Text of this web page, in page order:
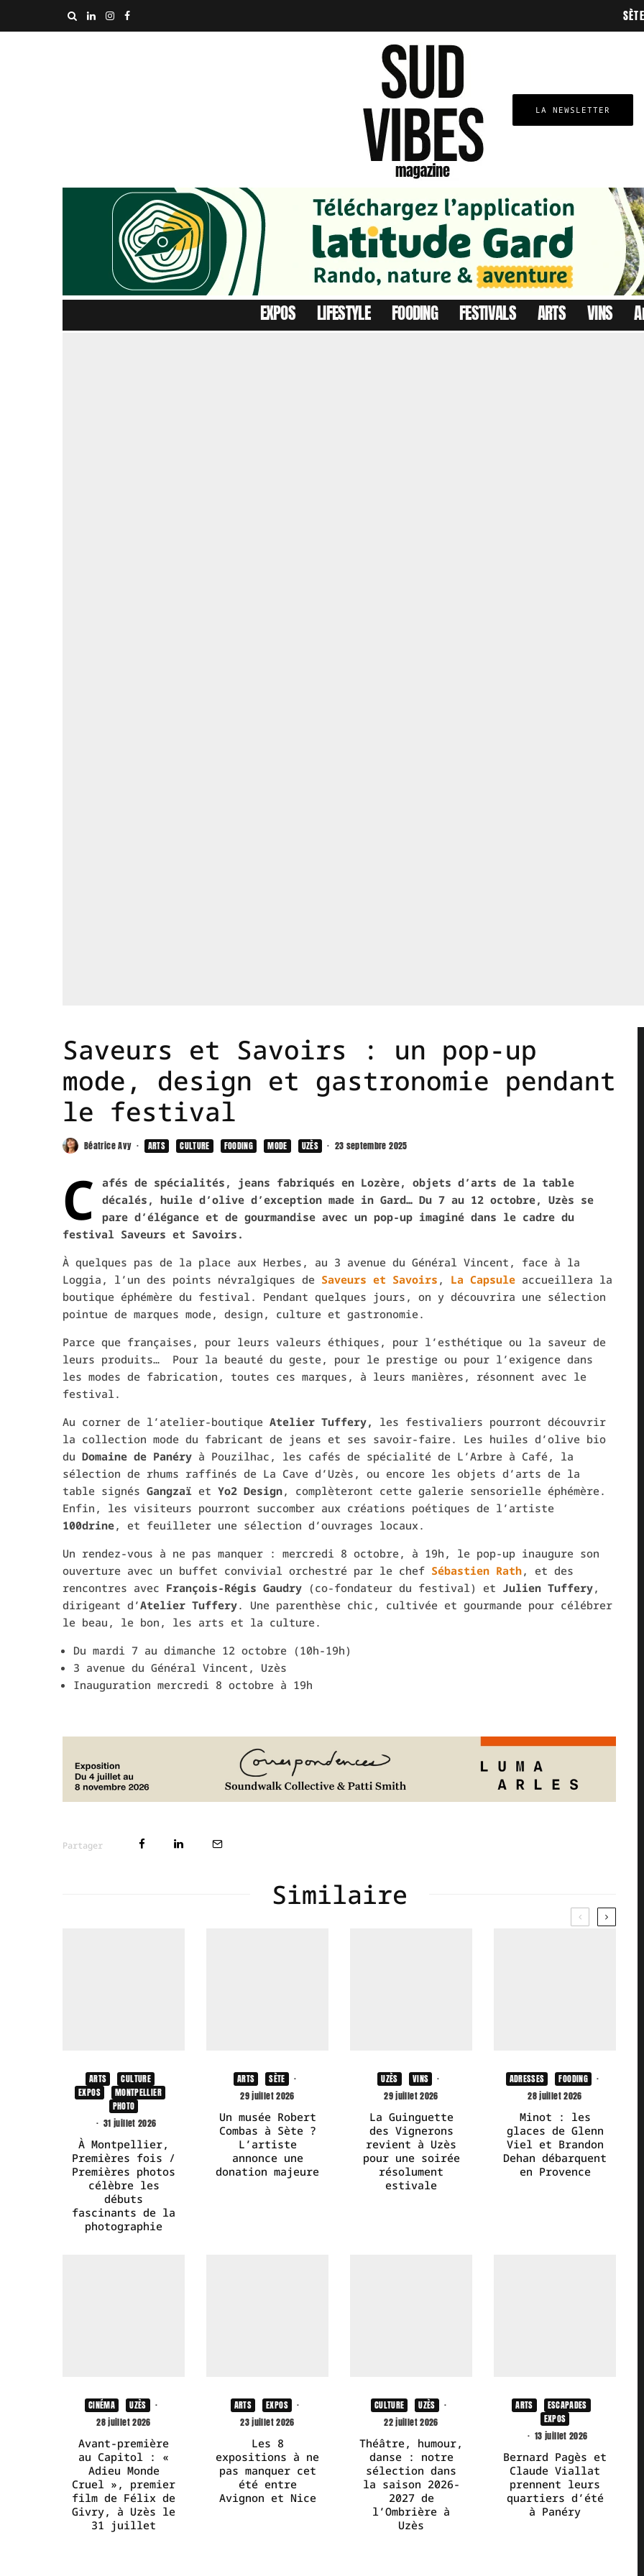
SÈTE
LA NEWSLETTER
EXPOS LIFESTYLE FOODING FESTIVALS ARTS VINS
Saveurs et Savoirs : un pop-up
mode, design et gastronomie pendant
le festival
Béatrice Avy · ARTS CULTURE FOODING MODE UZÈS · 23 septembre 2025
C
afés de spécialités, jeans fabriqués en Lozère, objets d’arts de la table
décalés, huile d’olive d’exception made in Gard… Du 7 au 12 octobre, Uzès se
pare d’élégance et de gourmandise avec un pop-up imaginé dans le cadre du
festival Saveurs et Savoirs.
À quelques pas de la place aux Herbes, au 3 avenue du Général Vincent, face à la
Loggia, l’un des points névralgiques de Saveurs et Savoirs , La Capsule accueillera la
boutique éphémère du festival. Pendant quelques jours, on y découvrira une sélection
pointue de marques mode, design, culture et gastronomie.
Parce que françaises, pour leurs valeurs éthiques, pour l’esthétique ou la saveur de
leurs produits… Pour la beauté du geste, pour le prestige ou pour l’exigence dans
les modes de fabrication, toutes ces marques, à leurs manières, résonnent avec le
festival.
Au corner de l’atelier-boutique Atelier Tuffery,
les festivaliers pourront découvrir
la collection mode du fabricant de jeans et ses savoir-faire. Les huiles d’olive bio
du Domaine de Panéry à Pouzilhac, les cafés de spécialité de L’Arbre à Café, la
sélection de rhums raffinés de La Cave d’Uzès, ou encore les objets d’arts de la
table signés Gangzaï et Yo2 Design, complèteront cette galerie sensorielle éphémère.
Enfin, les visiteurs pourront succomber aux créations poétiques de l’artiste
100drine, et feuilleter une sélection d’ouvrages locaux.
Un rendez-vous à ne pas manquer : mercredi 8 octobre, à 19h, le pop-up inaugure son
ouverture avec un buffet convivial orchestré par le chef Sébastien Rath, et des
rencontres avec François-Régis Gaudry (co-fondateur du festival) et Julien Tuffery,
dirigeant d’Atelier Tuffery. Une parenthèse chic, cultivée et gourmande pour célébrer
le beau, le bon, les arts et la culture.
Du mardi 7 au dimanche 12 octobre (10h-19h)
3 avenue du Général Vincent, Uzès
Inauguration mercredi 8 octobre à 19h
Partager
Similaire
ARTS
CULTURE
EXPOS
MONTPELLIER
PHOTO
· 31 juillet 2026
À Montpellier,
Premières fois /
Premières photos
célèbre les
débuts
fascinants de la
photographie
ARTS SÈTE
·
29 juillet 2026
Un musée Robert
Combas à Sète ?
L’artiste
annonce une
donation majeure
UZÈS VINS
·
29 juillet 2026
La Guinguette
des Vignerons
revient à Uzès
pour une soirée
résolument
estivale
ADRESSES FOODING
·
28 juillet 2026
Minot : les
glaces de Glenn
Viel et Brandon
Dehan débarquent
en Provence
CINÉMA UZÈS
·
28 juillet 2026
Avant-première
au Capitol : «
Adieu Monde
Cruel », premier
film de Félix de
Givry, à Uzès le
31 juillet
ARTS EXPOS
·
23 juillet 2026
Les 8
expositions à ne
pas manquer cet
été entre
Avignon et Nice
CULTURE UZÈS
·
22 juillet 2026
Théâtre, humour,
danse : notre
sélection dans
la saison 2026-
2027 de
l’Ombrière à
Uzès
ARTS
ESCAPADES
EXPOS
· 13 juillet 2026
Bernard Pagès et
Claude Viallat
prennent leurs
quartiers d’été
à Panéry